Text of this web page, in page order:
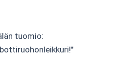
tuomio: